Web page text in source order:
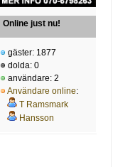
Online just nu!
gäster: 1877
dolda: 0
användare: 2
Användare online:
T Ramsmark
Hansson